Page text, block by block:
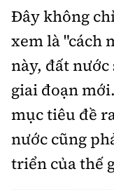
Mời thầu - Đấu thầu
Thi viết về GTVT
360 độ thể thao
Tư vấn
Thời sự Quốc tế
Hồ sơ tài liệu
Thế giới giao thông
Thế giới xây dựng
Đi ++
Du lịch
Khám phá
Lối sống
Ẩm thực
Video
Thời sự
Khám phá
Camera giao
Đây không
xem là "cách
này, đất nước
giai đoạn
mục tiêu đề
nước cũng
triển của thế